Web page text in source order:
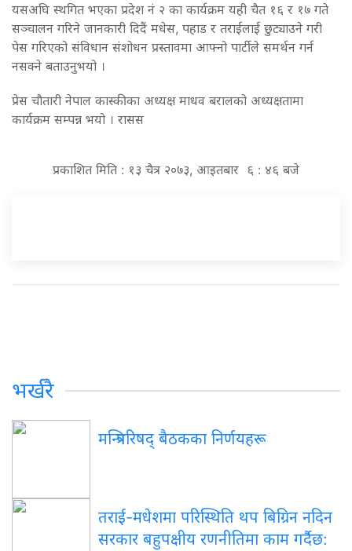
यसअघि स्थगित भएका प्रदेश नं २ का कार्यक्रम यही चैत १६ र १७ गते
सञ्चालन गरिने जानकारी दिदैं मधेस, पहाड र तराईलाई छुट्याउने गरी
पेस गरिएको संविधान संशोधन प्रस्तावमा आफ्नो पार्टीले समर्थन गर्न
नसक्ने बताउनुभयो ।
प्रेस चौतारी नेपाल कास्कीका अध्यक्ष माधव बरालको अध्यक्षतामा
कार्यक्रम सम्पन्न भयो । रासस
प्रकाशित मिति : १३ चैत्र २०७३, आइतबार ६ : ४६ बजे
भर्खरै
मन्त्रिपरिषद् बैठकका निर्णयहरू
तराई-मधेशमा परिस्थिति थप बिग्रिन नदिन
सरकार बहुपक्षीय रणनीतिमा काम गर्दैछ: